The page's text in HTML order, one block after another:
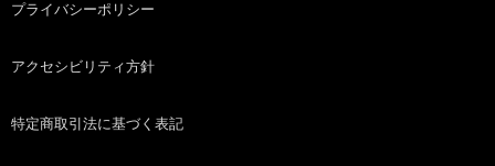
プライバシーポリシー
アクセシビリティ方針
特定商取引法に基づく表記